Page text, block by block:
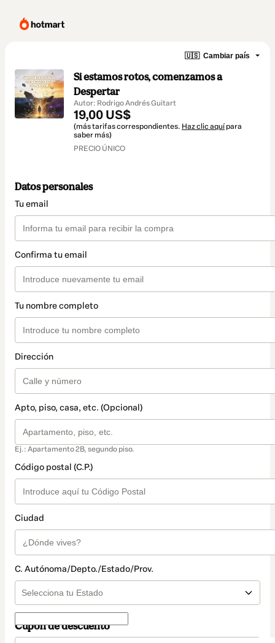
🇺🇸 Cambiar país
Si estamos rotos, comenzamos a
Despertar
Autor: Rodrigo Andrés Guitart
19,00 US$
(más tarifas correspondientes. Haz clic aquí para
saber más)
PRECIO ÚNICO
Datos personales
Tu email
Confirma tu email
Tu nombre completo
Dirección
Apto, piso, casa, etc. (Opcional)
Ej.: Apartamento 2B, segundo piso.
Código postal (C.P.)
Ciudad
C. Autónoma/Depto./Estado/Prov.
Cupón de descuento